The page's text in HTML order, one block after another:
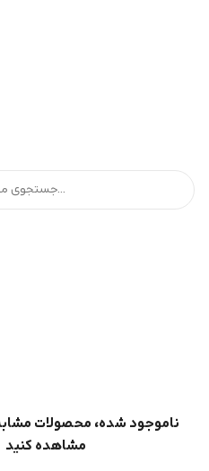
ناموجود شده، محصولات
مشاهده کنید